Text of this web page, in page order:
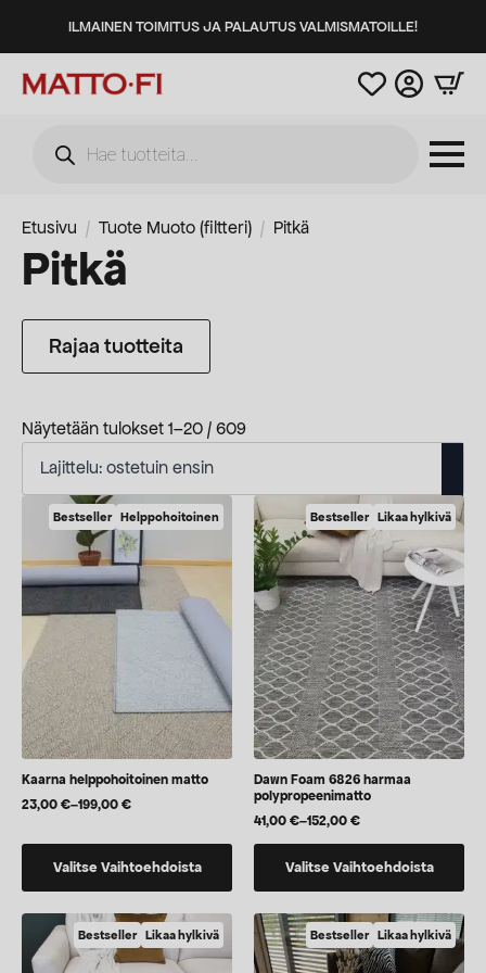
ILMAINEN TOIMITUS JA PALAUTUS VALMISMATOILLE!
search
Etusivu Tuote Muoto (filtteri) Pitkä
Pitkä
Rajaa tuotteita
Näytetään tulokset 1–20 / 609Suosituimmat
Bestseller Helppohoitoinen
Kaarna helppohoitoinen matto
23,00€–199,00€
Hintaluokka:
-
199,00 €Valitse Vaihtoehdoista
useampi
muunnelma.
Bestseller Likaa hylkivä
Dawn Foam 6826 harmaa
polypropeenimatto
41,00€–152,00€
Hintaluokka:
41,00 €
152,00 €
Valitse Vaihtoehdoista
useampi
muunnelma.
Bestseller Likaa hylkivä Bestseller Likaa hylkivä